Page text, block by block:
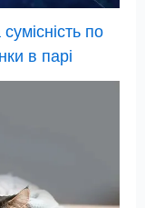
по
в парі